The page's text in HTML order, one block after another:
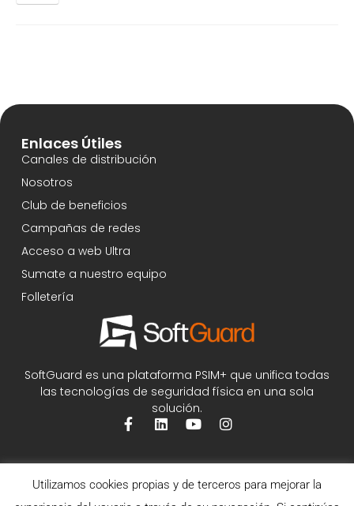
SoftGuard es una plataforma PSIM+ que unifica todas
las tecnologías de seguridad física en una sola
solución.
Enlaces Útiles
Canales de distribución
Nosotros
Club de beneficios
Campañas de redes
Acceso a web Ultra
Sumate a nuestro equipo
Folletería
Utilizamos cookies propias y de terceros para mejorar la